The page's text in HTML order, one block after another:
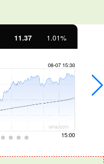
11.37 1.01%